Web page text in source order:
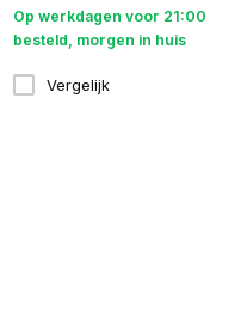
Op werkdagen voor 21:00
besteld, morgen in huis
Vergelijk